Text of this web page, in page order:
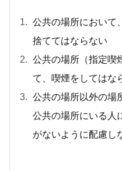
公共の場所において
捨ててはならない
公共の場所（指定喫
て、喫煙をしてはな
公共の場所以外の場
公共の場所にいる人
がないように配慮し